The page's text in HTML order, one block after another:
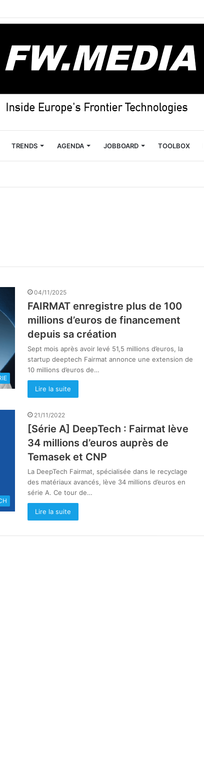
TRENDS AGENDA JOBBOARD TOOLBOX
04/11/2025
FAIRMAT enregistre plus de 100
millions d’euros de financement
depuis sa création
Sept mois après avoir levé 51,5 millions d’euros, la
startup deeptech Fairmat annonce une extension de
10 millions d’euros de…
Lire la suite
21/11/2022
[Série A] DeepTech : Fairmat lève
34 millions d’euros auprès de
Temasek et CNP
La DeepTech Fairmat, spécialisée dans le recyclage
des matériaux avancés, lève 34 millions d’euros en
série A. Ce tour de…
Lire la suite